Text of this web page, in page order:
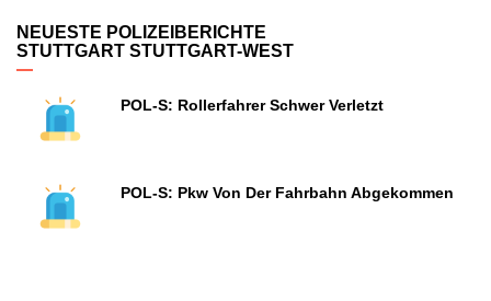
NEUESTE POLIZEIBERICHTE
STUTTGART STUTTGART-WEST
POL-S: Rollerfahrer Schwer Verletzt
POL-S: Pkw Von Der Fahrbahn Abgekommen